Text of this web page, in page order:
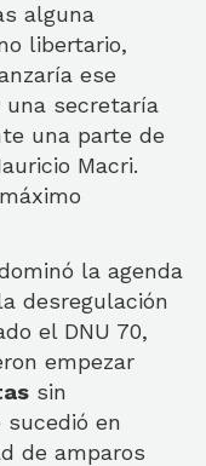
alguna
libertario,
ese
secretaría
una parte de
Macri.
la agenda
desregulación
el DNU 70,
empezar
sin
sucedió en
de amparos